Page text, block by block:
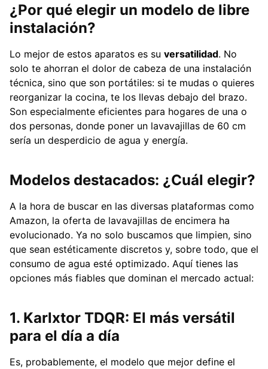
¿Por qué elegir un modelo de libre
instalación?
Lo mejor de estos aparatos es su versatilidad. No
solo te ahorran el dolor de cabeza de una instalación
técnica, sino que son portátiles: si te mudas o quieres
reorganizar la cocina, te los llevas debajo del brazo.
Son especialmente eficientes para hogares de una o
dos personas, donde poner un lavavajillas de 60 cm
sería un desperdicio de agua y energía.
Modelos destacados: ¿Cuál elegir?
A la hora de buscar en las diversas plataformas como
Amazon, la oferta de lavavajillas de encimera ha
evolucionado. Ya no solo buscamos que limpien, sino
que sean estéticamente discretos y, sobre todo, que el
consumo de agua esté optimizado. Aquí tienes las
opciones más fiables que dominan el mercado actual:
1. Karlxtor TDQR: El más versátil
para el día a día
Es, probablemente, el modelo que mejor define el